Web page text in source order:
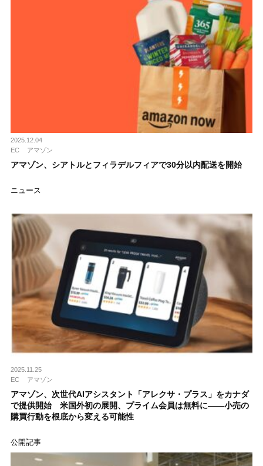
2025.12.04
EC
アマゾン
アマゾン、シアトルとフィラデルフィアで30分以内配送を開始
ニュース
2025.11.25
EC
アマゾン
アマゾン、次世代AIアシスタント「アレクサ・プラス」をカナダ
で提供開始 米国外初の展開、プライム会員は無料に——小売の
購買行動を根底から変える可能性
公開記事